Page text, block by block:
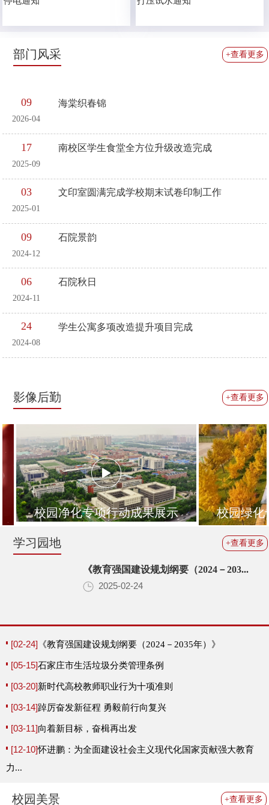
部门风采 +查看更多
09
2026-04
海棠织春锦
17
2025-09
南校区学生食堂全方位升级改造完成
03
2025-01
文印室圆满完成学校期末试卷印制工作
09
2024-12
石院景韵
06
2024-11
石院秋日
24
2024-08
学生公寓多项改造提升项目完成
影像后勤 +查看更多
校园净化专项行动成果展示 校园绿化
学习园地 +查看更多
《教育强国建设规划纲要（2024－203...
2025-02-24
[02-24] 《教育强国建设规划纲要（2024－2035年）》
[05-15]石家庄市生活垃圾分类管理条例
[03-20]新时代高校教师职业行为十项准则
[03-14]踔厉奋发新征程 勇毅前行向复兴
[03-11]向着新目标，奋楫再出发
[12-10]怀进鹏：为全面建设社会主义现代化国家贡献强大教育
力...
校园美景 +查看更多